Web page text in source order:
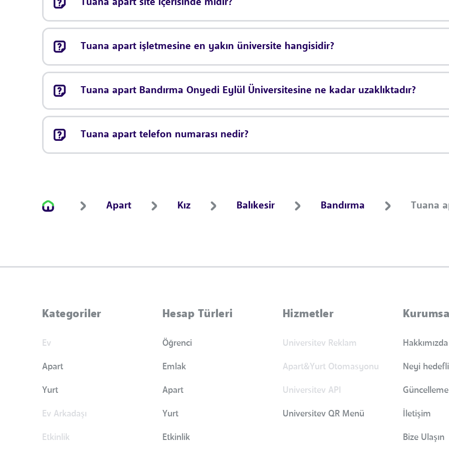
Tuana apart site içerisinde midir?
Tuana apart işletmesine en yakın üniversite hangisidir?
Tuana apart Bandırma Onyedi Eylül Üniversitesine ne kadar uzaklıktadır?
Tuana apart telefon numarası nedir?
Apart Kız Balıkesir Bandırma Tuana
Kategoriler
Ev
Apart
Yurt
Ev Arkadaşı
Etkinlik
Hesap Türleri
Öğrenci
Emlak
Apart
Yurt
Etkinlik
Hizmetler
Universitev Reklam
Apart&Yurt Otomasyonu
Universitev API
Universitev QR Menü
Hakkımızda
Neyi
İletişim
Bize Ulaşın